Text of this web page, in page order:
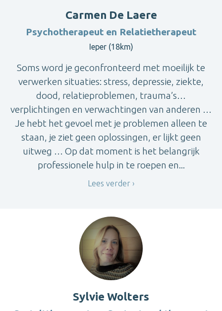
Carmen De Laere
Psychotherapeut en Relatietherapeut
Ieper (18km)
Soms word je geconfronteerd met moeilijk te
verwerken situaties: stress, depressie, ziekte,
dood, relatieproblemen, trauma’s…
verplichtingen en verwachtingen van anderen …
Je hebt het gevoel met je problemen alleen te
staan, je ziet geen oplossingen, er lijkt geen
uitweg … Op dat moment is het belangrijk
professionele hulp in te roepen en...
Lees verder
Sylvie Wolters